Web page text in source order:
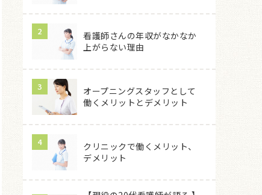
看護師さんの年収がなかなか
上がらない理由
オープニングスタッフとして
働くメリットとデメリット
クリニックで働くメリット、
デメリット